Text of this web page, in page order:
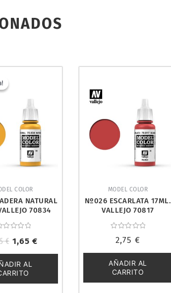
COLOR
NATURAL
70834
€
2,75 €.
1,65 €
1,65 €.
AL
MODEL COLOR
Nº026 ESCARLATA 17ML.
VALLEJO 70817
con
de
5
2,75€
AÑADIR AL
CARRITO